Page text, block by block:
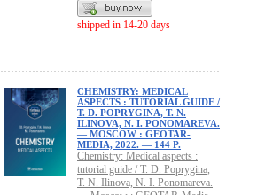
shipped in 14-20 days
CHEMISTRY: MEDICAL
ASPECTS : TUTORIAL GUIDE /
T. D. POPRYGINA, T. N.
ILINOVA, N. I. PONOMAREVA.
— MOSCOW : GEOTAR-
MEDIA, 2022. — 144 P.
Chemistry: Medical aspects :
tutorial guide / T. D. Poprygina,
T. N. Ilinova, N. I. Ponomareva.